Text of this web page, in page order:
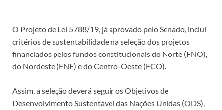
O Projeto de Lei 5788/19, já aprovado pelo Senado, inclui
critérios de sustentabilidade na seleção dos projetos
financiados pelos fundos constitucionais do Norte (FNO),
do Nordeste (FNE) e do Centro-Oeste (FCO).
Assim, a seleção deverá seguir os Objetivos de
Desenvolvimento Sustentável das Nações Unidas (ODS),